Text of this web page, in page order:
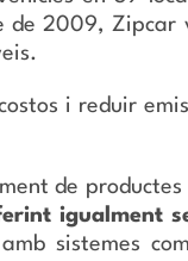
de 2009, Zipcar
i reduir
de
igualment
sistemes